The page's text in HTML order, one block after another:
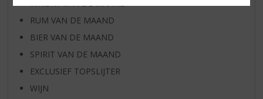
WHISKY VAN DE MAAND
RUM VAN DE MAAND
BIER VAN DE MAAND
SPIRIT VAN DE MAAND
EXCLUSIEF TOPSLIJTER
WIJN